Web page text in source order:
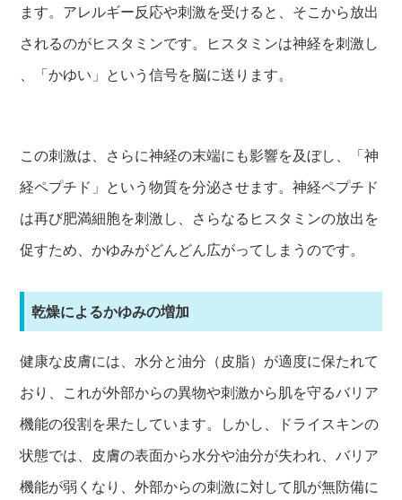
ます。アレルギー反応や刺激を受けると、そこから放出
されるのがヒスタミンです。ヒスタミンは神経を刺激し
、「かゆい」という信号を脳に送ります。
この刺激は、さらに神経の末端にも影響を及ぼし、「神
経ペプチド」という物質を分泌させます。神経ペプチド
は再び肥満細胞を刺激し、さらなるヒスタミンの放出を
促すため、かゆみがどんどん広がってしまうのです。
乾燥によるかゆみの増加
健康な皮膚には、水分と油分（皮脂）が適度に保たれて
おり、これが外部からの異物や刺激から肌を守るバリア
機能の役割を果たしています。しかし、ドライスキンの
状態では、皮膚の表面から水分や油分が失われ、バリア
機能が弱くなり、外部からの刺激に対して肌が無防備に